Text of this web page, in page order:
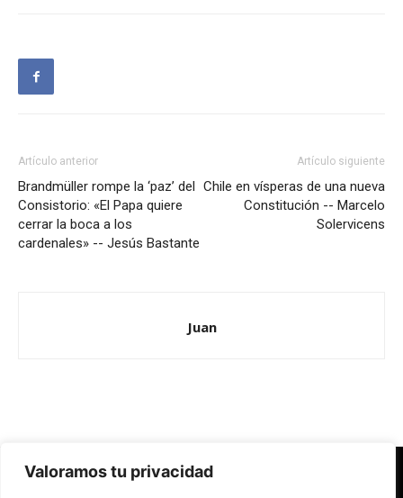
Valoramos tu privacidad
Artículo anterior
Brandmüller rompe la ‘paz’ del
Consistorio: «El Papa quiere
cerrar la boca a los
cardenales» -- Jesús Bastante
Artículo siguiente
Chile en vísperas de una nueva
Constitución -- Marcelo
Solervicens
Juan
Redes Cristianas